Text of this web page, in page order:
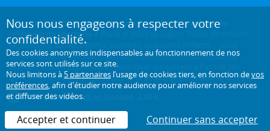
Créé en 1946, L'Officiel des spectacles estl'hebdomadaire de
référence du spectacle à Paris
et dans sa région. Pièces de théâtre,
expositions, sorties cinéma, concerts, spectacles enfants... : vous
trouverez sur ce site toute l'actualité des sorties culturelles de la
capitale, et bien plus encore ! Pour ceux qui sortent à Paris et ses
environs, c'est aussi le guide papier pratique, précis, fiable et complet.
Chaque mercredi en kiosque. 2,40 €.
Nous nous engageons à respecter votre
confidentialité.
Des cookies anonymes indispensables au fonctionnement de nos
services sont utilisés sur ce site.
Nous limitons à5 partenaires l’usage de cookies tiers, en fonction devos
préférences, afin d'étudier notre audience pour améliorer nos services
et diffuser des vidéos.
Accepter et continuer Continuer sans accepter